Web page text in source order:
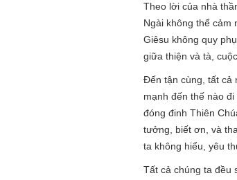
Theo lời của nhà
Ngài không thể cảm
Giêsu không quy
giữa thiện và tà,
Đến tận cùng, tất cả
mạnh đến thế nào
đóng đinh Thiên
tưởng, biết ơn, và
ta không hiểu, yêu
Tất cả chúng ta đều